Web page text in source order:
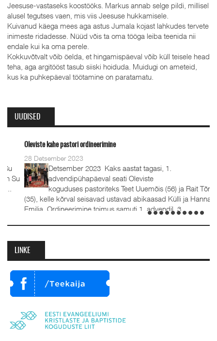
Jeesuse-vastaseks koostööks. Markus annab selge pildi, millisel
alusel tegutses vaen, mis viis Jeesuse hukkamisele.
Kuivanud käega mees aga astus Jumala kojast lahkudes tervete
inimeste ridadesse. Nüüd võis ta oma tööga leiba teenida nii
endale kui ka oma perele.
Kokkuvõtvalt võib öelda, et hingamispäeval võib küll teisele head
teha, aga argitööst tasub siiski hoiduda. Muidugi on ameteid,
kus ka puhkepäeval töötamine on paratamatu.
UUDISED
Oleviste kahe pastori ordineerimine
28 Detsember 2023
Detsember 2023 Kaks aastat tagasi, 1.
advendipühapäeval seati Oleviste
koguduses pastoriteks Teet Uuemõis (56) ja Rait Tõnnori
(35), kelle kõrval seisavad ustavad abikaasad Külli ja Hanna-
Emilia. Ordineerimine toimus samuti 1. advendil, 3.
LINKE